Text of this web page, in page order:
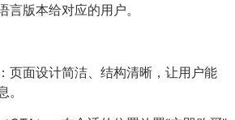
言版本给对应的用户。
页面设计简洁、结构清晰，让用户能